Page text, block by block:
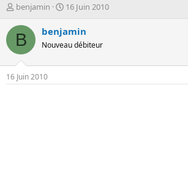
A
t
e
r
d
e
benjamin
D
t
d
é
16 Juin 2010
B benjamin
Nouveau débiteur
16 Juin 2010